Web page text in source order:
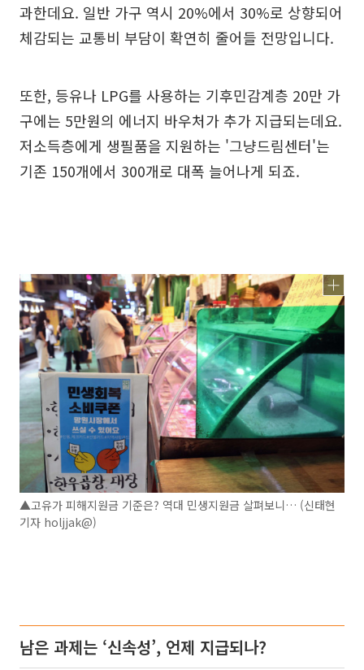
과한데요. 일반 가구 역시 20%에서 30%로 상향되어
체감되는 교통비 부담이 확연히 줄어들 전망입니다.
또한, 등유나 LPG를 사용하는 기후민감계층 20만 가
구에는 5만원의 에너지 바우처가 추가 지급되는데요.
저소득층에게 생필품을 지원하는 '그냥드림센터'는
기존 150개에서 300개로 대폭 늘어나게 되죠.
▲고유가 피해지원금 기준은? 역대 민생지원금 살펴보니… (신태현
기자 holjjak@)
남은 과제는 ‘신속성’, 언제 지급되나?